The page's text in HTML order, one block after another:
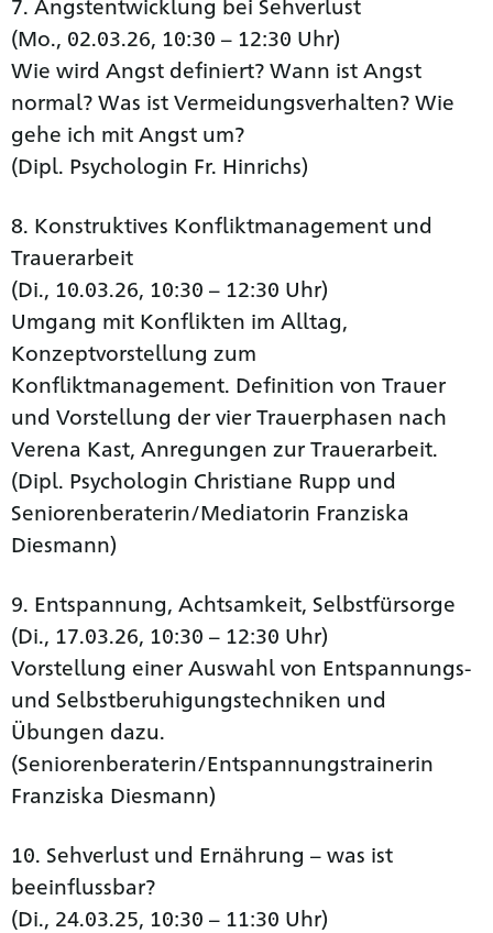
(Mo., 02.03.26, 10:30 – 12:30 Uhr)
Wie wird Angst definiert? Wann ist Angst
normal? Was ist Vermeidungsverhalten? Wie
gehe ich mit Angst um?
(Dipl. Psychologin Fr. Hinrichs)
8. Konstruktives Konfliktmanagement und
Trauerarbeit
(Di., 10.03.26, 10:30 – 12:30 Uhr)
Umgang mit Konflikten im Alltag,
Konzeptvorstellung zum
Konfliktmanagement. Definition von Trauer
und Vorstellung der vier Trauerphasen nach
Verena Kast, Anregungen zur Trauerarbeit.
(Dipl. Psychologin Christiane Rupp und
Seniorenberaterin/Mediatorin Franziska
Diesmann)
9. Entspannung, Achtsamkeit, Selbstfürsorge
(Di., 17.03.26, 10:30 – 12:30 Uhr)
Vorstellung einer Auswahl von Entspannungs-
und Selbstberuhigungstechniken und
Übungen dazu.
(Seniorenberaterin/Entspannungstrainerin
Franziska Diesmann)
10. Sehverlust und Ernährung – was ist
beeinflussbar?
(Di., 24.03.25, 10:30 – 11:30 Uhr)